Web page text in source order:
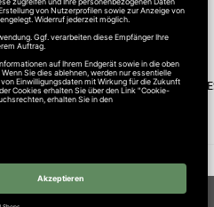
als Deutschlands